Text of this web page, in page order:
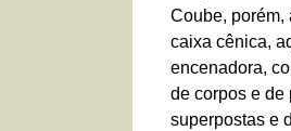
Coube, porém,
caixa cênica,
encenadora,
de corpos e de
superpostas e